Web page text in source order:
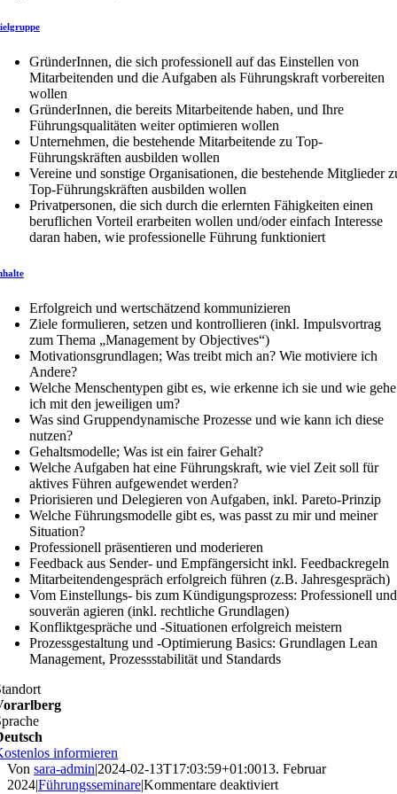
GründerInnen, die sich professionell auf das Einstellen von
Mitarbeitenden und die Aufgaben als Führungskraft vorbereiten
wollen
GründerInnen, die bereits Mitarbeitende haben, und Ihre
Führungsqualitäten weiter optimieren wollen
Unternehmen, die bestehende Mitarbeitende zu Top-
Führungskräften ausbilden wollen
Vereine und sonstige Organisationen, die bestehende Mitglieder
Top-Führungskräften ausbilden wollen
Privatpersonen, die sich durch die erlernten Fähigkeiten einen
beruflichen Vorteil erarbeiten wollen und/oder einfach Interesse
daran haben, wie professionelle Führung funktioniert
Erfolgreich und wertschätzend kommunizieren
Ziele formulieren, setzen und kontrollieren (inkl. Impulsvortrag
zum Thema „Management by Objectives“)
Motivationsgrundlagen; Was treibt mich an? Wie motiviere ich
Andere?
Welche Menschentypen gibt es, wie erkenne ich sie und wie gehe
ich mit den jeweiligen um?
Was sind Gruppendynamische Prozesse und wie kann ich diese
nutzen?
Gehaltsmodelle; Was ist ein fairer Gehalt?
Welche Aufgaben hat eine Führungskraft, wie viel Zeit soll für
aktives Führen aufgewendet werden?
Priorisieren und Delegieren von Aufgaben, inkl. Pareto-Prinzip
Welche Führungsmodelle gibt es, was passt zu mir und meiner
Situation?
Professionell präsentieren und moderieren
Feedback aus Sender- und Empfängersicht inkl. Feedbackregeln
Mitarbeitendengespräch erfolgreich führen (z.B. Jahresgespräch)
Vom Einstellungs- bis zum Kündigungsprozess: Professionell und
souverän agieren (inkl. rechtliche Grundlagen)
Konfliktgespräche und -Situationen erfolgreich meistern
Prozessgestaltung und -Optimierung Basics: Grundlagen Lean
Management, Prozessstabilität und Standards
informieren
Von sara-admin|2024-02-13T17:03:59+01:0013. Februar
2024|Führungsseminare|Kommentare deaktiviertfür